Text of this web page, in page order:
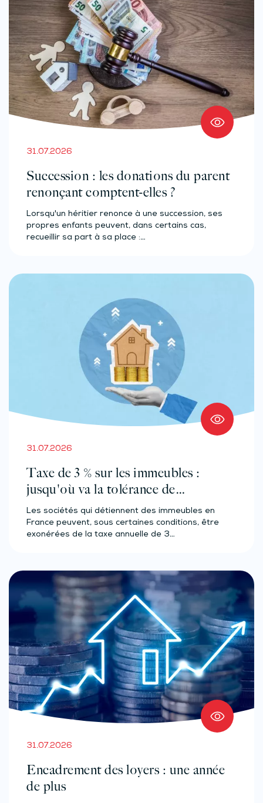
31.07.2026
Succession : les donations du parent
renonçant comptent-elles ?
Lorsqu'un héritier renonce à une succession, ses
propres enfants peuvent, dans certains cas,
recueillir sa part à sa place :…
31.07.2026
Taxe de 3 % sur les immeubles :
jusqu'où va la tolérance de
l'administration ?
Les sociétés qui détiennent des immeubles en
France peuvent, sous certaines conditions, être
exonérées de la taxe annuelle de 3…
31.07.2026
Encadrement des loyers : une année
de plus